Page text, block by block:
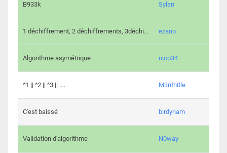
B933k Sylan
1 déchiffrement, 2 déchiffrements, 3déchi... ezano
Algorithme asymétrique nico34
^1 || ^2 || ^3 || .... M3nth0le
C'est baissé birdynam
Validation d'algorithme N0way